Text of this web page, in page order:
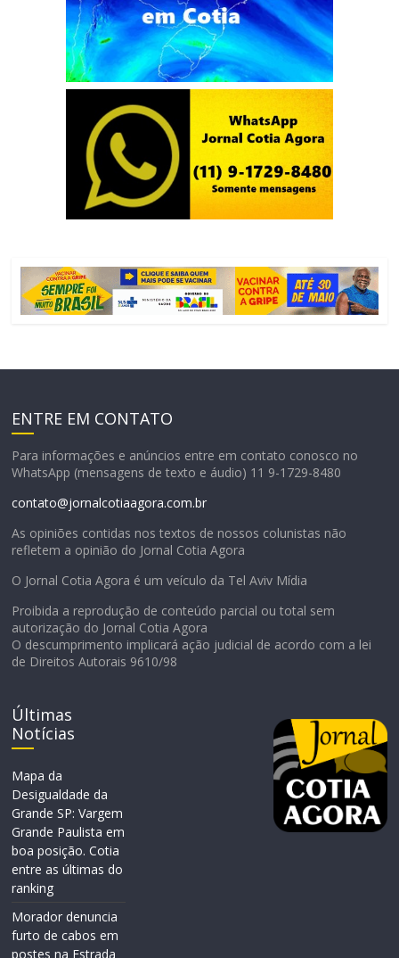
ENTRE EM CONTATO
Para informações e anúncios entre em contato conosco no
WhatsApp (mensagens de texto e áudio) 11 9-1729-8480
contato@jornalcotiaagora.com.br
As opiniões contidas nos textos de nossos colunistas não
refletem a opinião do Jornal Cotia Agora
O Jornal Cotia Agora é um veículo da Tel Aviv Mídia
Proibida a reprodução de conteúdo parcial ou total sem
autorização do Jornal Cotia Agora
O descumprimento implicará ação judicial de acordo com a lei
de Direitos Autorais 9610/98
Últimas
Notícias
Mapa da
Desigualdade da
Grande SP: Vargem
Grande Paulista em
boa posição. Cotia
entre as últimas do
ranking
Morador denuncia
furto de cabos em
postes na Estrada